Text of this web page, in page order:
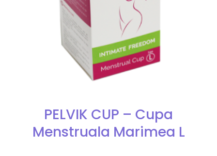
PELVIK CUP – Cupa
Menstruala Marimea L